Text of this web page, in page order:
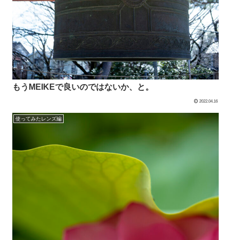
もうMEIKEで良いのではないか、と。
2022.04.16
使ってみたレンズ編